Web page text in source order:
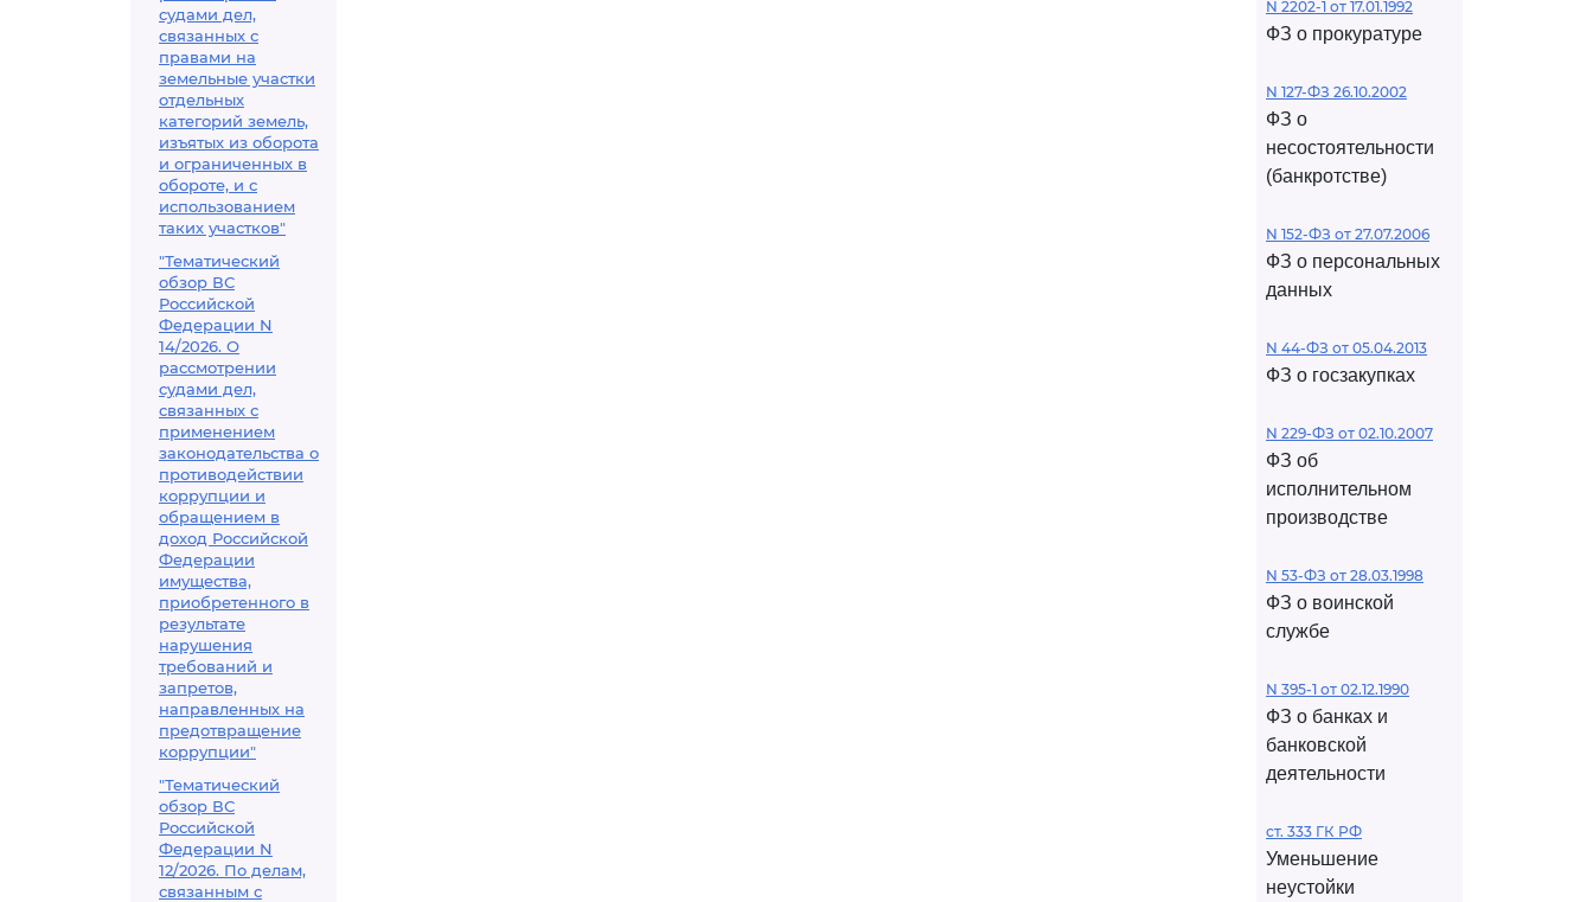
судами дел,
связанных с
правами на
земельные участки
отдельных
категорий земель,
изъятых из оборота
и ограниченных в
обороте, и с
использованием
таких участков"
"Тематический
обзор ВС
Российской
Федерации N
14/2026. О
рассмотрении
судами дел,
связанных с
применением
законодательства о
противодействии
коррупции и
обращением в
доход Российской
Федерации
имущества,
приобретенного в
результате
нарушения
требований и
запретов,
направленных на
предотвращение
коррупции"
"Тематический
обзор ВС
Российской
Федерации N
12/2026. По делам,
связанным с
N 2202-1 от 17.01.1992
ФЗ о прокуратуре
N 127-ФЗ 26.10.2002
ФЗ о
несостоятельности
(банкротстве)
N 152-ФЗ от 27.07.2006
ФЗ о персональных
данных
N 44-ФЗ от 05.04.2013
ФЗ о госзакупках
N 229-ФЗ от 02.10.2007
ФЗ об
исполнительном
производстве
N 53-ФЗ от 28.03.1998
ФЗ о воинской
службе
N 395-1 от 02.12.1990
ФЗ о банках и
банковской
деятельности
ст. 333 ГК РФ
Уменьшение
неустойки